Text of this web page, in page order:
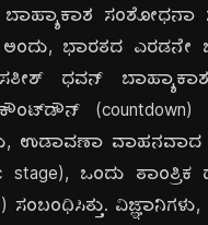
ಸಂಶೋಧನಾ
ಭಾರತದ ಎರಡನೇ
ಸತೀಶ್ ಧವನ್
ಉಡಾವಣಾ
ಒಂದು
ಸಂಬಂಧಿಸಿತ್ತು.